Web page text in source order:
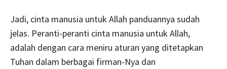
Jadi, cinta manusia untuk Allah panduannya sudah
jelas. Peranti-peranti cinta manusia untuk Allah,
adalah dengan cara meniru aturan yang ditetapkan
Tuhan dalam berbagai firman-Nya dan